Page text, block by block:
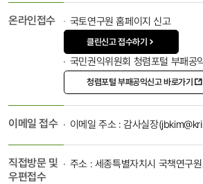
온라인접수 국토연구원 홈페이지 신고
클린신고 접수하기
국민권익위원회 청렴포털 부패공
청렴포털 부패공익신고 바로가기
이메일 접수 이메일 주소 : 감사실장
직접방문 및
우편접수
주소 : 세종특별자치시 국책연구